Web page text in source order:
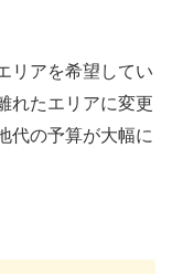
リアを希望してい
れたエリアに変更
代の予算が大幅に